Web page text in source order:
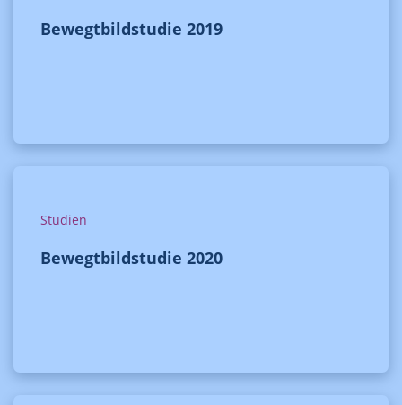
Bewegtbildstudie 2019
Studien
Bewegtbildstudie 2020